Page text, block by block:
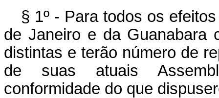
§ 1º - Para todos os
de Janeiro e da Guanabara
distintas e terão número de
de suas atuais
conformidade do que